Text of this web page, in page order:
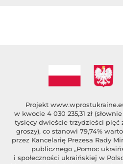
Projekt
w kwocie 4 030 235,31 zł
tysięcy dwieście trzydzieści pięć
groszy), co stanowi 79,74%
przez Kancelarię Prezesa Rady
publicznego „Pomoc
i społeczności ukraińskiej w